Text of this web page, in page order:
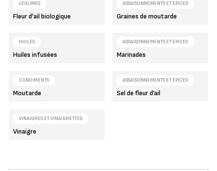
LÉGUMES
Fleur d'ail biologique
ASSAISONNEMENTS ET ÉPICES
Graines de moutarde
HUILES
Huiles infusées
ASSAISONNEMENTS ET ÉPICES
Marinades
CONDIMENTS
Moutarde
ASSAISONNEMENTS ET ÉPICES
Sel de fleur d’ail
VINAIGRES ET VINAIGRETTES
Vinaigre